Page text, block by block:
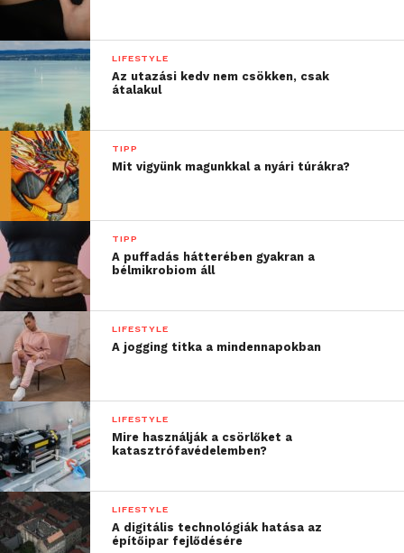
LIFESTYLE
Az utazási kedv nem csökken, csak
átalakul
TIPP
Mit vigyünk magunkkal a nyári túrákra?
TIPP
A puffadás hátterében gyakran a
bélmikrobiom áll
LIFESTYLE
A jogging titka a mindennapokban
LIFESTYLE
Mire használják a csörlőket a
katasztrófavédelemben?
LIFESTYLE
A digitális technológiák hatása az
építőipar fejlődésére